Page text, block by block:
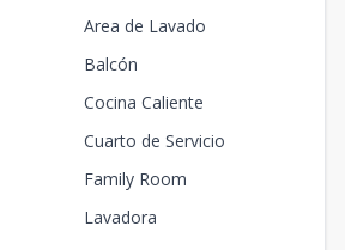
Area de Lavado
Balcón
Cocina Caliente
Cuarto de Servicio
Family Room
Lavadora